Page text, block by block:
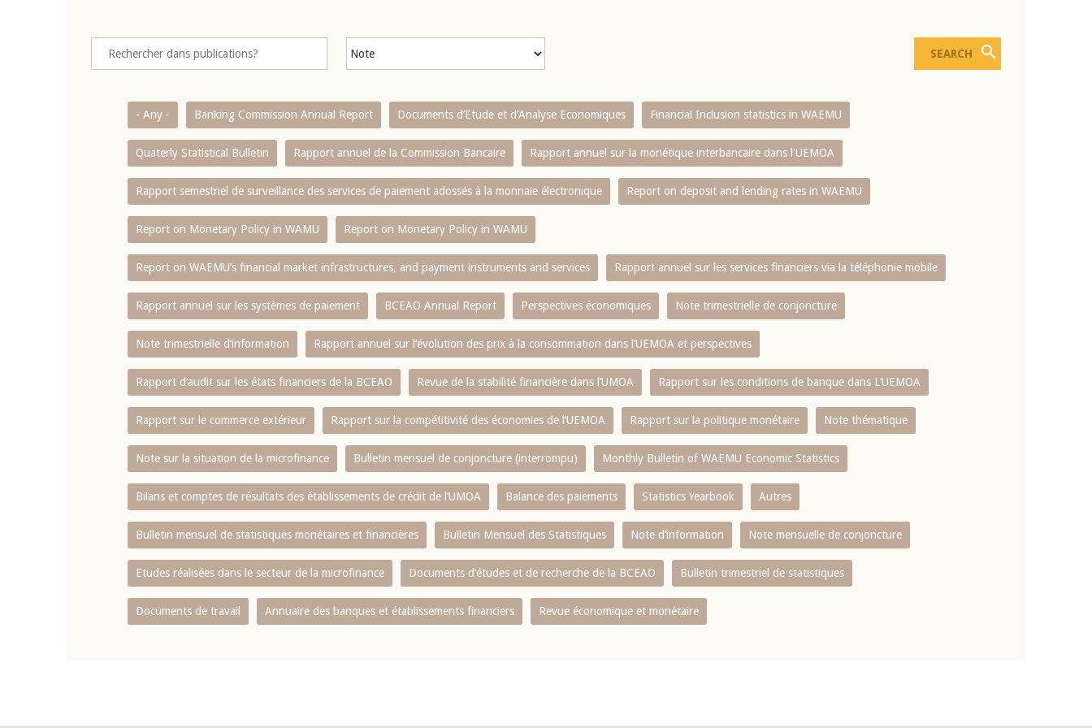
- Any - Banking Commission Annual Report Documents d’Etude et d’Analyse Economiques Financial Inclusion statistics in WAEMU
Quaterly Statistical Bulletin Rapport annuel de la Commission Bancaire Rapport annuel sur la monétique interbancaire dans l'UEMOA
Rapport semestriel de surveillance des services de paiement adossés à la monnaie électronique Report on deposit and lending rates in WAEMU
Report on Monetary Policy in WAMU Report on Monetary Policy in WAMU
Report on WAEMU’s financial market infrastructures, and payment instruments and services Rapport annuel sur les services financiers via la téléphonie mobile
Rapport annuel sur les systèmes de paiement BCEAO Annual Report Perspectives économiques Note trimestrielle de conjoncture
Note trimestrielle d‘information Rapport annuel sur l‘évolution des prix à la consommation dans l‘UEMOA et perspectives
Rapport d‘audit sur les états financiers de la BCEAO Revue de la stabilité financière dans l‘UMOA Rapport sur les conditions de banque dans L‘UEMOA
Rapport sur le commerce extérieur Rapport sur la compétitivité des économies de l‘UEMOA Rapport sur la politique monétaire Note thématique
Note sur la situation de la microfinance Bulletin mensuel de conjoncture (interrompu) Monthly Bulletin of WAEMU Economic Statistics
Bilans et comptes de résultats des établissements de crédit de l‘UMOA Balance des paiements Statistics Yearbook Autres
Bulletin mensuel de statistiques monétaires et financières Bulletin Mensuel des Statistiques Note d’information Note mensuelle de conjoncture
Etudes réalisées dans le secteur de la microfinance Documents d’études et de recherche de la BCEAO Bulletin trimestriel de statistiques
Documents de travail Annuaire des banques et établissements financiers Revue économique et monétaire